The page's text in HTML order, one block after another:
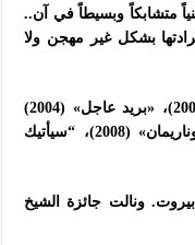
متشابكاً وبسيطاً في آن..
بشكل غير مهجن ولا
ــ من إصدارات الكاتب: «ورّاق الحب» (2002)، «بريد عاجل» (2004)
«دع عنك لومي» (2006)، «سارة وزهور وناريمان» (2008)، “سيأتيك
انطوان بيروت. ونالت جائزة الشيخ